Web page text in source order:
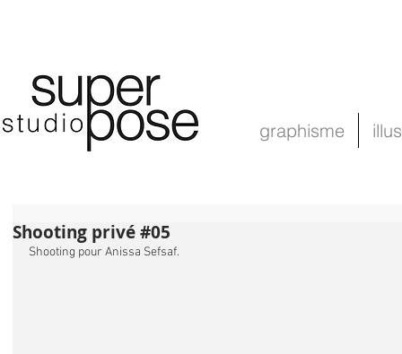
graphisme
Shooting privé #05
Shooting pour Anissa Sefsaf.